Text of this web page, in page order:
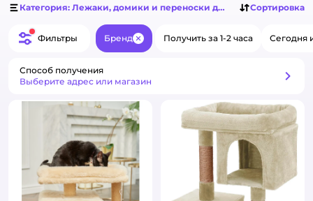
Категория: Лежаки, домики и переноски для кошекСортировка
Фильтры Бренд ЗакрытьПолучить за 1-2 часа Сегодня
Способ получения
Выберите адрес или магазин